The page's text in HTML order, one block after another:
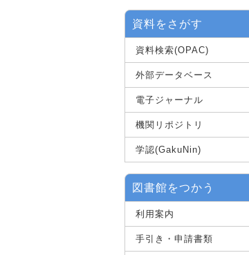
資料をさがす
資料検索(OPAC)
外部データベース
電子ジャーナル
機関リポジトリ
学認(GakuNin)
図書館をつかう
利用案内
手引き・申請書類